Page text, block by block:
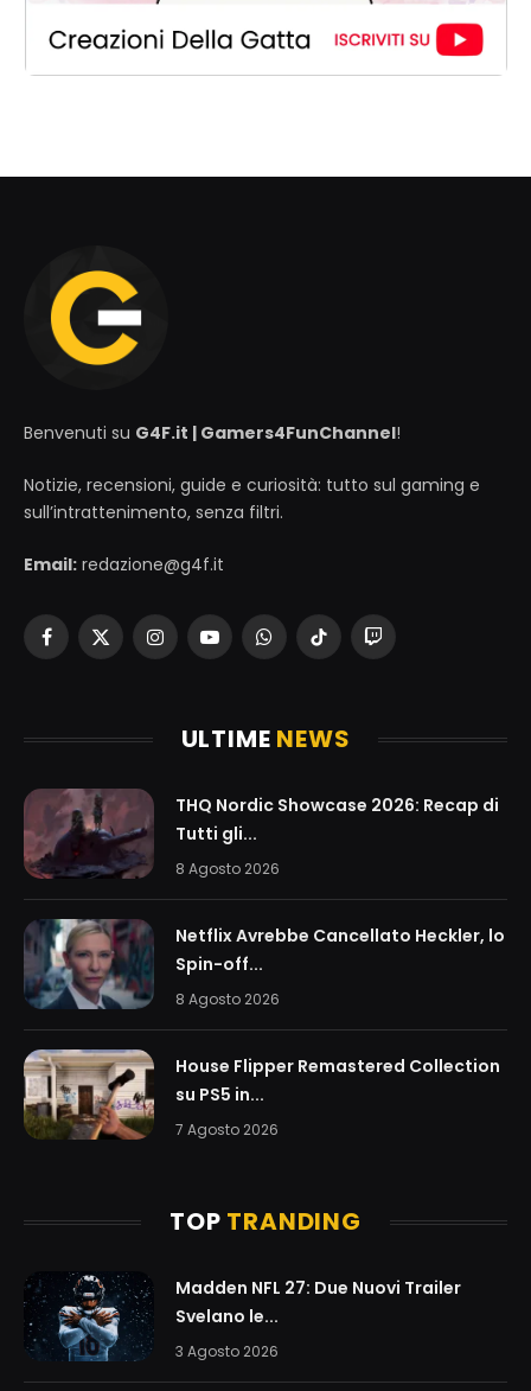
Benvenuti su G4F.it | Gamers4FunChannel!
Notizie, recensioni, guide e curiosità: tutto sul gaming e
sull’intrattenimento, senza filtri.
Email: redazione@g4f.it
Facebook
X
InstagramYouTubeWhatsAppTikTokTwitch
ULTIME NEWS
THQ Nordic Showcase 2026: Recap di
Tutti gli...
8 Agosto 2026
Netflix Avrebbe Cancellato Heckler, lo
Spin-off...
8 Agosto 2026
House Flipper Remastered Collection
su PS5 in...
7 Agosto 2026
TOP TRANDING
Madden NFL 27: Due Nuovi Trailer
Svelano le...
3 Agosto 2026